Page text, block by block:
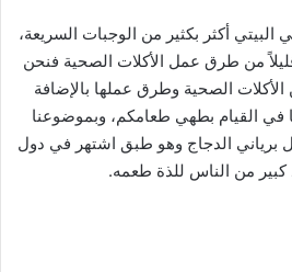
أكثر بكثير من الوجبات السريعة،
قليلاً من طرق عمل الأكلات الصحية فنحن
الصحية وطرق عملها بالإضافة
في القيام بطهي طعامكم، وبموضوعنا
برياني الدجاج وهو طبق اشتهر في دول
كبير من الناس للذة طعمه.